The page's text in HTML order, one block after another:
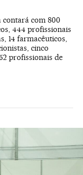
com 800
444 profissionais
14 farmacêuticos,
cinco
profissionais de